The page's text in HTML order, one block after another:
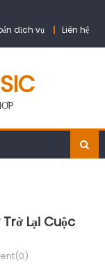
dịch vụ Liên hệ
Lại Cuộc